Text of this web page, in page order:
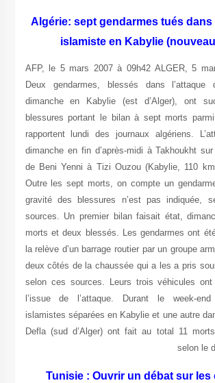
Algérie: sept gendarmes tués dans
islamiste en Kabylie
AFP, le 5 mars 2007 à 09h42 ALGER, 5
Deux gendarmes, blessés dans l’attaque
dimanche en Kabylie (est d’Alger), ont
blessures portant le bilan à sept morts
rapportent lundi des journaux algériens.
dimanche en fin d’après-midi à Takhoukht
de Beni Yenni à Tizi Ouzou (Kabylie, 110 km
Outre les sept morts, on compte un
gravité des blessures n’est pas indiquée,
sources. Un premier bilan faisait état,
morts et deux blessés. Les gendarmes ont
la relève d’un barrage routier par un groupe
deux côtés de la chaussée qui a les a pris
selon ces sources. Leurs trois véhicules
l’issue de l’attaque. Durant le week-
islamistes séparées en Kabylie et une autre
Defla (sud d’Alger) ont fait au total 11
selon le
Tunisie : Ouvrir un débat sur les